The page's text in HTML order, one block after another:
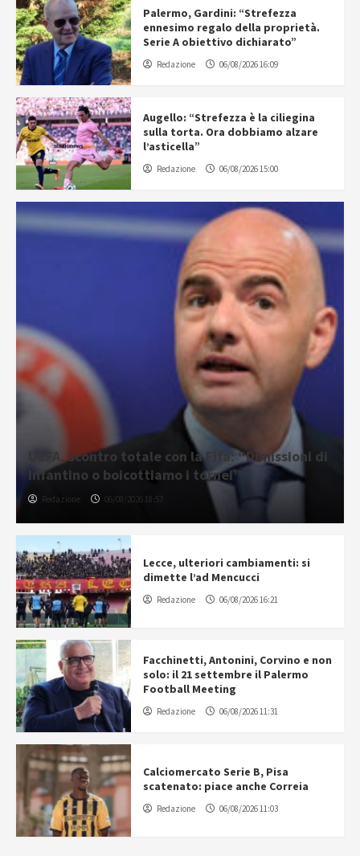
Palermo, Gardini: “Strefezza
ennesimo regalo della proprietà.
Serie A obiettivo dichiarato”
Redazione 06/08/2026 16:09
Augello: “Strefezza è la ciliegina
sulla torta. Ora dobbiamo alzare
l’asticella”
Redazione 06/08/2026 15:00
UEFA, scontro totale con la Fifa: “Dimissioni di
Infantino o boicottiamo i tornei”
Redazione 06/08/2026 18:57
Lecce, ulteriori cambiamenti: si
dimette l’ad Mencucci
Redazione 06/08/2026 16:21
Facchinetti, Antonini, Corvino e non
solo: il 21 settembre il Palermo
Football Meeting
Redazione 06/08/2026 11:31
Calciomercato Serie B, Pisa
scatenato: piace anche Correia
Redazione 06/08/2026 11:03